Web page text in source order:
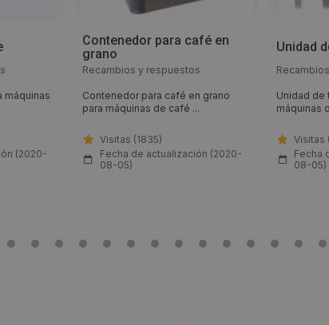
máquinas
(2020-
Contenedor para café en
grano
Recambios y respuestos
Contenedor para café en grano
para máquinas de café ...
Visitas (1835)
Fecha de actualización (2020-
08-05)
Unidad
Unidad de
máquinas
Visitas
Fecha
08-05)